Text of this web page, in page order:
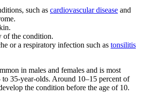
such as cardiovascular disease and
of the condition.
or a respiratory infection such as tonsilitis
in males and females and is most
35-year-olds. Around 10–15 percent of
the condition before the age of 10.